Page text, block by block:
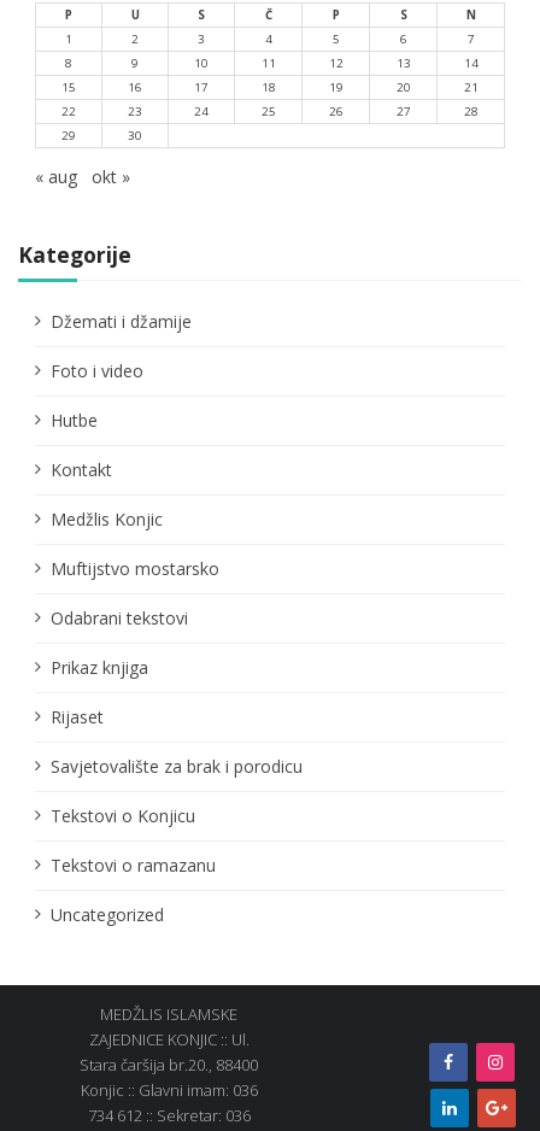
P U S Č P S
N
1
2 3 4 5 6
7
8
9 10 11 12 13
14
15
16 17 18 19 20
21
22
23 24 25 26 27
28
29
30
« aug okt »
Kategorije
Džemati i džamije
Foto i video
Hutbe
Kontakt
Medžlis Konjic
Muftijstvo mostarsko
Odabrani tekstovi
Prikaz knjiga
Rijaset
Savjetovalište za brak i porodicu
Tekstovi o Konjicu
Tekstovi o ramazanu
Uncategorized
MEDŽLIS ISLAMSKE
ZAJEDNICE KONJIC :: Ul.
Stara čaršija br.20., 88400
Konjic :: Glavni imam: 036
734 612 :: Sekretar: 036